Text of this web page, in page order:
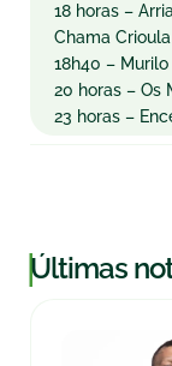
18 horas –
Chama Crioula
18h40 –
20 horas – Os
23 horas –
|Últimas